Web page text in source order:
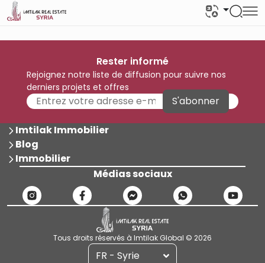
Rester informé
Rejoignez notre liste de diffusion pour suivre nos
derniers projets et offres
S'abonner
Imtilak Immobilier
Blog
Immobilier
Médias sociaux
Tous droits réservés à Imtilak Global © 2026
FR - Syrie